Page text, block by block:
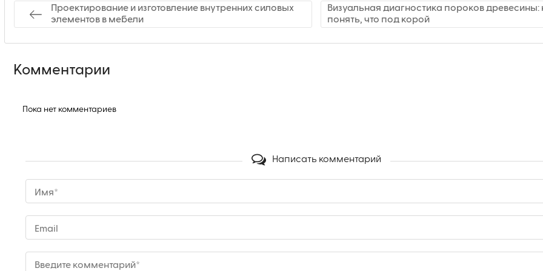
Проектирование и изготовление внутренних силовых
элементов в мебели
Визуальная диагностика пороков древесины:
понять, что под корой
Комментарии
Пока нет комментариев
Написать комментарий
Имя*
Email
Введите комментарий*